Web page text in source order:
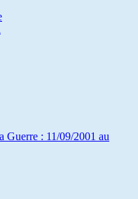
Guerre : 11/09/2001 au